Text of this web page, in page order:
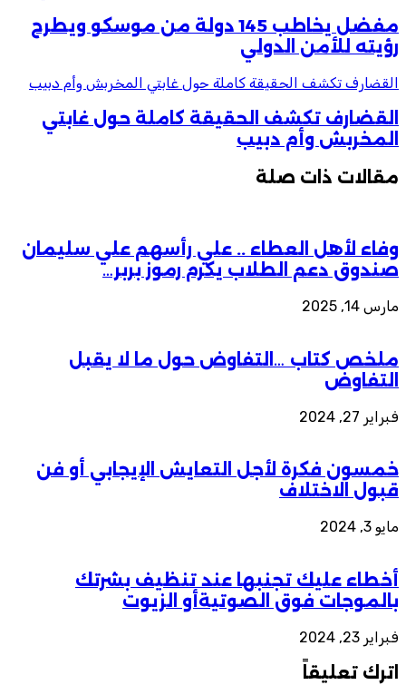
مفضل يخاطب 145 دولة من موسكو ويطرح
رؤيته للأمن الدولي
القضارف تكشف الحقيقة كاملة حول غابتي المخربش وأم دبيب
القضارف تكشف الحقيقة كاملة حول غابتي
المخربش وأم دبيب
مقالات ذات صلة
وفاء لأهل العطاء .. علي رأسهم علي سليمان
صندوق دعم الطلاب يكرم رموز بربر…
مارس 14, 2025
ملخص كتاب …التفاوض حول ما لا يقبل
التفاوض
فبراير 27, 2024
خمسون فكرة لأجل التعايش الإيجابي أو فن
قبول الاختلاف
مايو 3, 2024
أخطاء عليك تجنبها عند تنظيف بشرتك
بالموجات فوق الصوتيةأو الزيوت
فبراير 23, 2024
اترك تعليقاً